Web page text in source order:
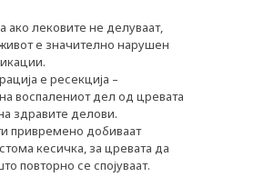
ако лековите не делуваат,
е значително нарушен
е ресекција –
воспалениот дел од цревата
здравите делови.
привремено добиваат
кесичка, за цревата да
повторно се спојуваат.